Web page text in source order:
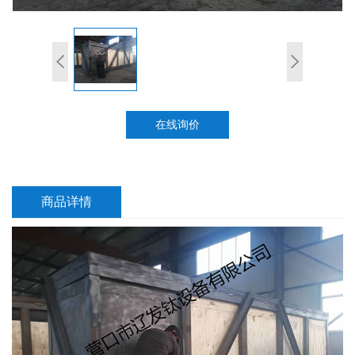
在线询价
商品详情